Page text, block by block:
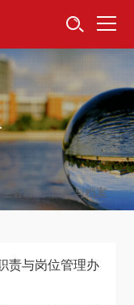
生管理 信息与档案
责与岗位管理办